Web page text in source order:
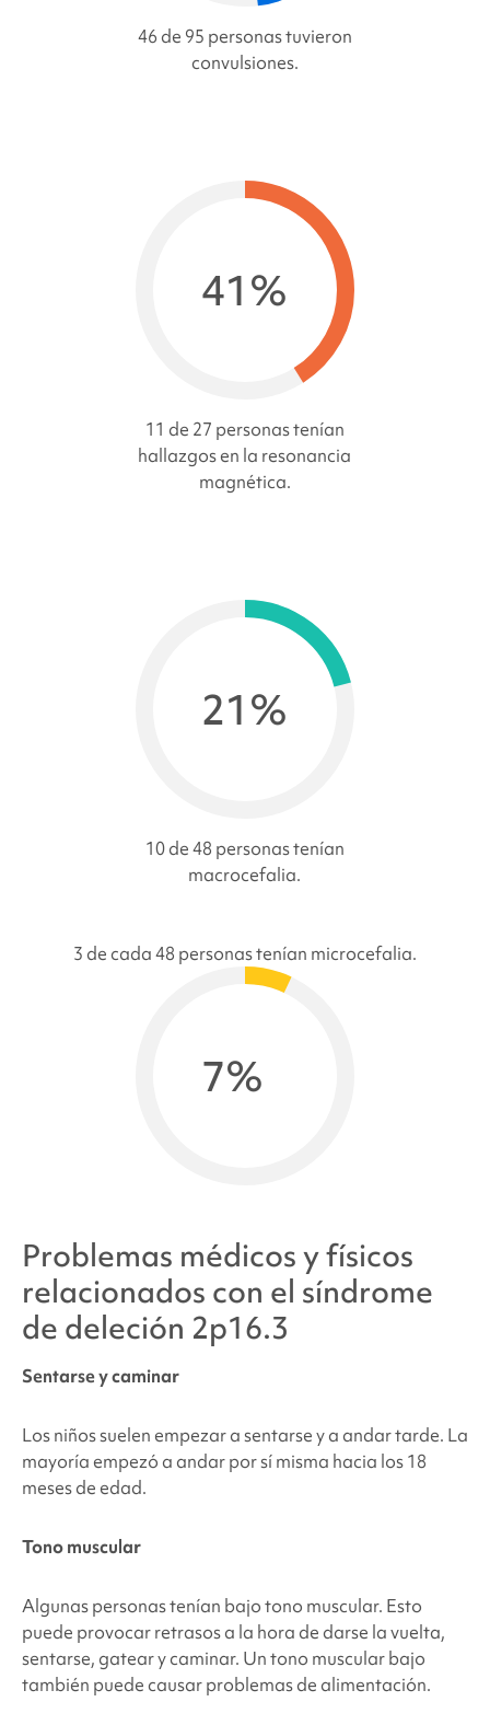
46 de 95 personas tuvieron
convulsiones.
41%
11 de 27 personas tenían
hallazgos en la resonancia
magnética.
21%
10 de 48 personas tenían
macrocefalia.
7%
3 de cada 48 personas tenían microcefalia.
Problemas médicos y físicos
relacionados con el síndrome
de deleción 2p16.3
Sentarse y caminar
Los niños suelen empezar a sentarse y a andar tarde. La
mayoría empezó a andar por sí misma hacia los 18
meses de edad.
Tono muscular
Algunas personas tenían bajo tono muscular. Esto
puede provocar retrasos a la hora de darse la vuelta,
sentarse, gatear y caminar. Un tono muscular bajo
también puede causar problemas de alimentación.